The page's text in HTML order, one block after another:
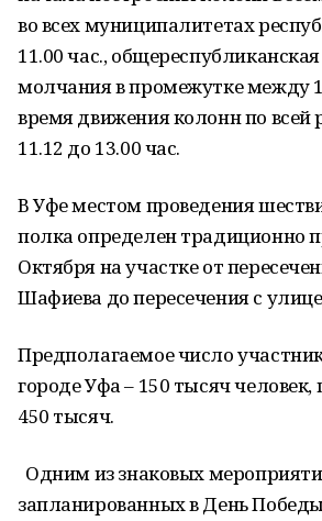
во всех муниципалитетах
11.00 час.,
молчания в промежутке между
время движения колонн по всей
11.12 до 13.00 час.
В Уфе местом проведения
полка определен традиционно
Октября на участке от
Шафиева до пересечения с
Предполагаемое число
городе Уфа – 150 тысяч человек,
450 тысяч.
Одним из знаковых
запланированных в День